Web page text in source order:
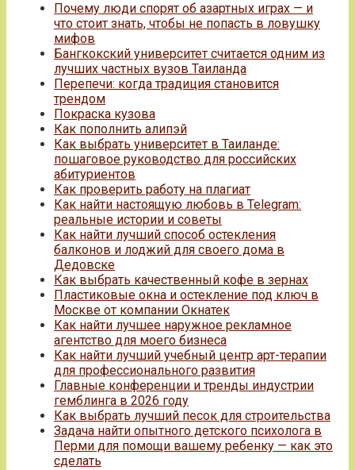
Почему люди спорят об азартных играх — и
что стоит знать, чтобы не попасть в ловушку
мифов
Бангкокский университет считается одним из
лучших частных вузов Таиланда
Перепечи: когда традиция становится
трендом
Покраска кузова
Как пополнить алипэй
Как выбрать университет в Таиланде:
пошаговое руководство для российских
абитуриентов
Как проверить работу на плагиат
Как найти настоящую любовь в Telegram:
реальные истории и советы
Как найти лучший способ остекления
балконов и лоджий для своего дома в
Дедовске
Как выбрать качественный кофе в зернах
Пластиковые окна и остекление под ключ в
Москве от компании Окнатек
Как найти лучшее наружное рекламное
агентство для моего бизнеса
Как найти лучший учебный центр арт-терапии
для профессионального развития
Главные конференции и тренды индустрии
гемблинга в 2026 году
Как выбрать лучший песок для строительства
Задача найти опытного детского психолога в
Перми для помощи вашему ребенку — как это
сделать